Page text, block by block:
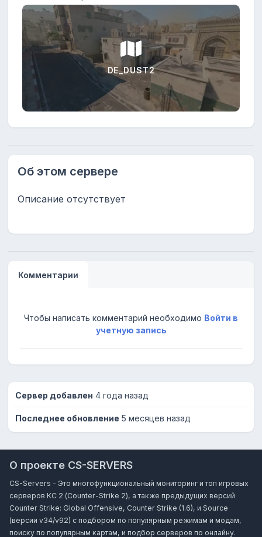
DE_DUST2
Об этом сервере
Описание отсутствует
Комментарии
Чтобы написать комментарий необходимо Войти в
учетную запись
Сервер добавлен 4 года назад
Последнее обновление 5 месяцев назад
О проекте CS-SERVERS
CS-Servers - Это многофункциональный мониторинг и топ игровых
серверов КС 2 (Counter-Strike 2), а также предыдущих версий
Counter Strike: Global Offensive, Counter Strike (1.6), и Source
(версии v34/v92) с подбором по популярным режимам и модам,
поиску по популярным картам, и подбор серверов по онлайну.